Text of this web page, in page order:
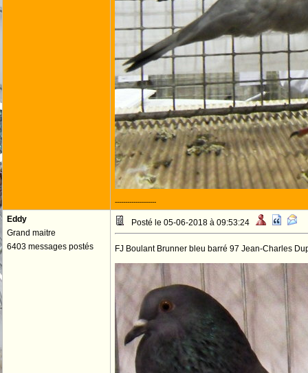
--------------------
Eddy
Grand maitre
6403 messages postés
Posté le 05-06-2018 à 09:53:24
FJ Boulant Brunner bleu barré 97 Jean-Charles